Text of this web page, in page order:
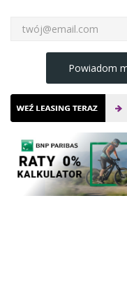
Powiadom